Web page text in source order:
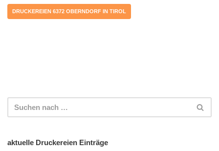
DRUCKEREIEN 6372 OBERNDORF IN TIROL
aktuelle Druckereien Einträge